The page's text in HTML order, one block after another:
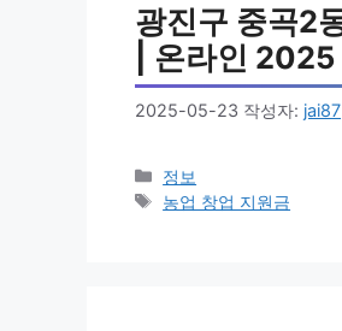
광진구 중곡2
| 온라인
2025-05-23 작성자: jai87
카
테
정보
태
농업 창업 지원금